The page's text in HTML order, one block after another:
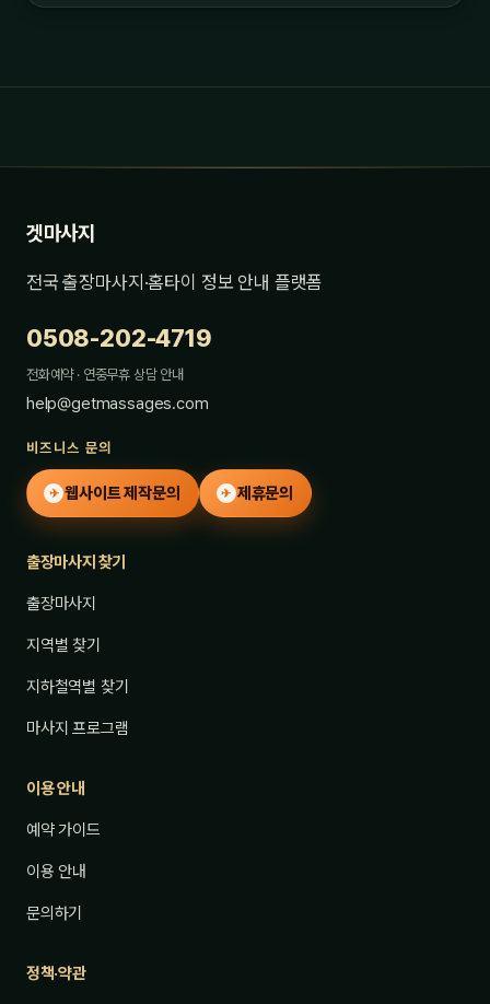
겟마사지
전국 출장마사지·홈타이 정보 안내 플랫폼
0508-202-4719
전화예약 · 연중무휴 상담 안내
help@getmassages.com
비즈니스 문의
✈ 웹사이트 제작문의 ✈ 제휴문의
출장마사지 찾기
출장마사지
지역별 찾기
지하철역별 찾기
마사지 프로그램
이용 안내
예약 가이드
이용 안내
문의하기
정책·약관